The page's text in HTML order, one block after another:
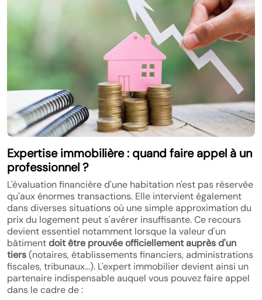
Expertise immobilière : quand faire appel à un
professionnel ?
L'évaluation financière d'une habitation n'est pas réservée
qu'aux énormes transactions. Elle intervient également
dans diverses situations où une simple approximation du
prix du logement peut s'avérer insuffisante. Ce recours
devient essentiel notamment lorsque la valeur d'un
bâtimentdoit être prouvée officiellement auprès d'un
tiers(notaires, établissements financiers, administrations
fiscales, tribunaux…). L'expert immobilier devient ainsi un
partenaire indispensable auquel vous pouvez faire appel
dans le cadre de :